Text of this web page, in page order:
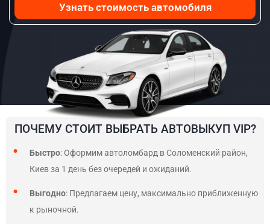
Узнать стоимость автомобиля
ПОЧЕМУ СТОИТ ВЫБРАТЬ АВТОВЫКУП VIP?
Быстро: Оформим автоломбард в Соломенский район,
Киев за 1 день без очередей и ожиданий.
Выгодно: Предлагаем цену, максимально приближенную
к рыночной.